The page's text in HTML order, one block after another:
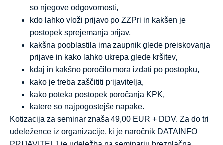
so njegove odgovornosti,
kdo lahko vloži prijavo po ZZPri in kakšen je
postopek sprejemanja prijav,
kakšna pooblastila ima zaupnik glede preiskovanja
prijave in kako lahko ukrepa glede kršitev,
kdaj in kakšno poročilo mora izdati po postopku,
kako je treba zaščititi prijavitelja,
kako poteka postopek poročanja KPK,
katere so najpogostejše napake.
Kotizacija za seminar znaša 49,00 EUR + DDV. Za do tri
udeležence iz organizacije, ki je naročnik DATAINFO